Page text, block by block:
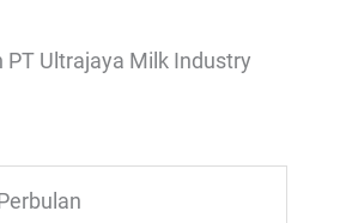
Ultrajaya Milk Industry